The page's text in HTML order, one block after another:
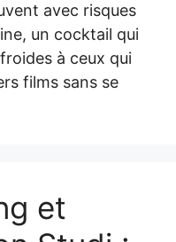
avec risques
un cocktail qui
à ceux qui
films sans se
et